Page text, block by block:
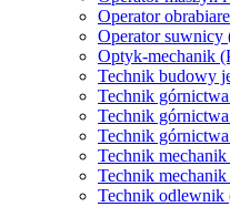
Operator
Operator suwnicy
Optyk-mechanik
Technik budowy
Technik
Technik
Technik
Technik
Technik
Technik odlewnik